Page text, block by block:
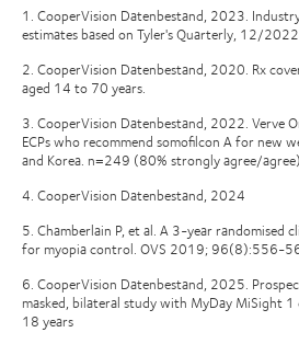
1. CooperVision Datenbestand, 2023.
estimates based on Tyler's Quarterly, 12/
2. CooperVision Datenbestand, 2020. Rx
aged 14 to 70 years.
3. CooperVision Datenbestand, 2022. Verve
ECPs who recommend somofilcon A for new
and Korea. n=249 (80% strongly agree/
4. CooperVision Datenbestand, 2024
5. Chamberlain P, et al. A 3-year randomised
for myopia control. OVS 2019; 96(8):556-
6. CooperVision Datenbestand, 2025.
masked, bilateral study with MyDay MiSight
18 years